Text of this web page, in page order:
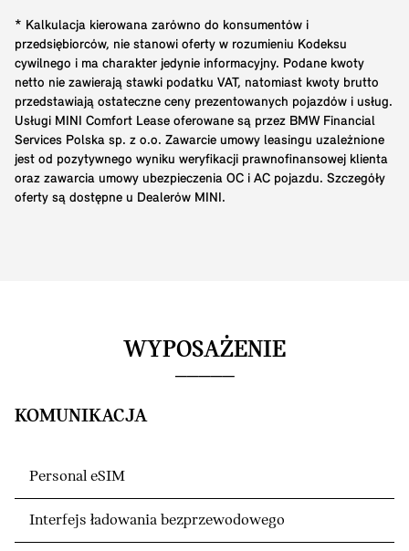
* Kalkulacja kierowana zarówno do konsumentów i
przedsiębiorców, nie stanowi oferty w rozumieniu Kodeksu
cywilnego i ma charakter jedynie informacyjny. Podane kwoty
netto nie zawierają stawki podatku VAT, natomiast kwoty brutto
przedstawiają ostateczne ceny prezentowanych pojazdów i usług.
Usługi MINI Comfort Lease oferowane są przez BMW Financial
Services Polska sp. z o.o. Zawarcie umowy leasingu uzależnione
jest od pozytywnego wyniku weryfikacji prawnofinansowej klienta
oraz zawarcia umowy ubezpieczenia OC i AC pojazdu. Szczegóły
oferty są dostępne u Dealerów MINI.
WYPOSAŻENIE
KOMUNIKACJA
Personal eSIM
Interfejs ładowania bezprzewodowego